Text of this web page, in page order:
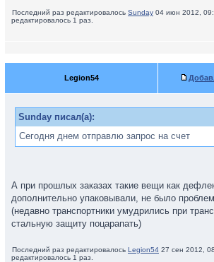
Последний раз редактировалось Sunday 04 июн 2012,
редактировалось 1 раз.
Legion54
Sunday писал(а):
Сегодня днем отправлю запрос на счет
А при прошлых заказах такие вещи как
дополнительно упаковывали, не было
(недавно транспортники умудрились при
стальную защиту поцарапать)
Последний раз редактировалось Legion54 27 сен 2012,
редактировалось 1 раз.